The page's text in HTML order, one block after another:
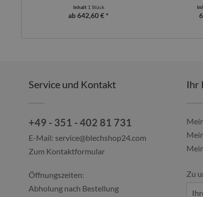
Inhalt 1 Stück
ab 642,60 € *
Service und Kontakt
+49 - 351 - 402 81 731
E-Mail: service@blechshop24.com
Zum Kontaktformular
Öffnungszeiten:
Abholung nach Bestellung
Ihr
Zu